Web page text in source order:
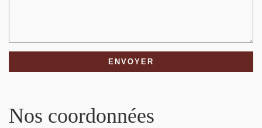
Nos coordonnées